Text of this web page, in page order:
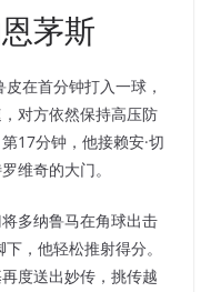
茅斯
在首分钟打入一球，
对方依然保持高压防
17分钟，他接赖安·切
维奇的大门。
多纳鲁马在角球出击
，他轻松推射得分。
度送出妙传，挑传越